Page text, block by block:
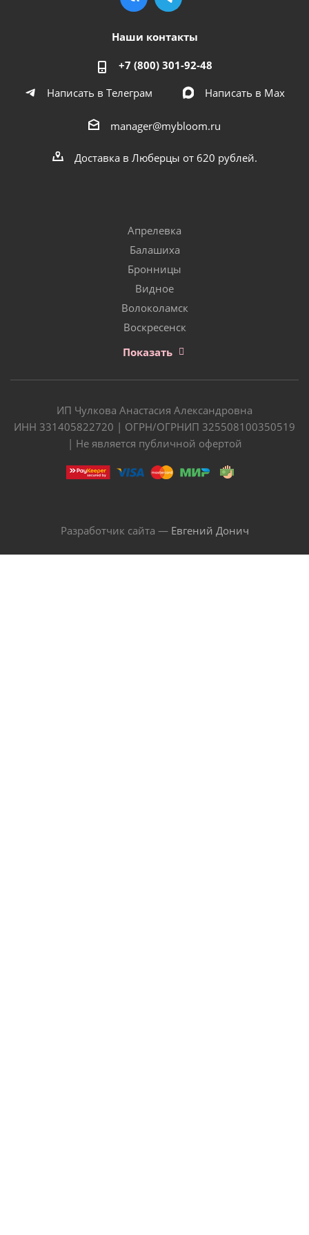
Наши контакты
+7 (800) 301-92-48
Написать в Телеграм
Написать в Мах
manager@mybloom.ru
Доставка в Люберцы от 620 рублей.
Апрелевка
Балашиха
Бронницы
Видное
Волоколамск
Воскресенск
Показать
ИП Чулкова Анастасия Александровна
ИНН 331405822720 | ОГРН/ОГРНИП 325508100350519
| Не является публичной офертой
Разработчик сайта — Евгений Донич